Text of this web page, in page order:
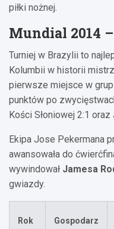
piłki nożnej.
Mundial 2014
Turniej w Brazylii to
Kolumbii w historii
pierwsze miejsce w
punktów po
Kości Słoniowej 2:1 oraz
Ekipa Jose Pekermana
awansowała do
wywindował Jamesa
gwiazdy.
Rok Gospodarz